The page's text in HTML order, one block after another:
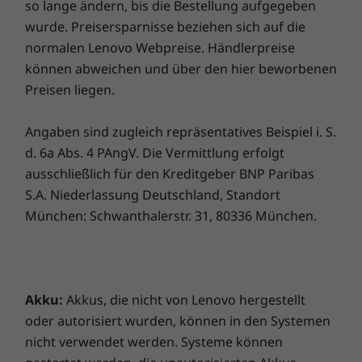
stellt den Text bildschirmübergreifend dar,
sodass Sie sich in jedem Buch verlieren
können. Und Smart Multitasking passt sich
automatisch an Ihre App-Gewohnheiten an,
damit alles zügiger vorangeht.
Trauen Sie Ihren Augen
Das Yoga Book 9i Gen 9 ist bereit für jede
Action. Im Lieferumfang des Yoga Book
Lieferumfang
Yoga Book 9i Gen 9 (13" Intel)
Base Pen 4.0 in der Farbe Tidal Teal
Folio-Hülle in der Farbe Tidal Teal
Bluetooth-Tastatur in der Farbe Tidal Teal
Vollständige technische Daten
Referenz für technische Daten des Produkts:Modelle,
technische Daten, Dokumente, Kompatibilität (in
Englisch)
einmal Probleme geben sollte. Verbessern Sie Ihr
Erlebnis noch weiter, indem Sie auf einen Vor-Ort-
Service upgraden. Lenovo vereint Notebook-
Performance und Versicherungsschutz in einem
erstklassigen Paket!
so lange ändern, bis die Bestellung aufgegeben
wurde. Preisersparnisse beziehen sich auf die
normalen Lenovo Webpreise. Händlerpreise
können abweichen und über den hier beworbenen
Preisen liegen.
Angaben sind zugleich repräsentatives Beispiel i. S.
d. 6a Abs. 4 PAngV. Die Vermittlung erfolgt
ausschließlich für den Kreditgeber BNP Paribas
S.A. Niederlassung Deutschland, Standort
München: Schwanthalerstr. 31, 80336 München.
Akku: Akkus, die nicht von Lenovo hergestellt
oder autorisiert wurden, können in den Systemen
nicht verwendet werden. Systeme können